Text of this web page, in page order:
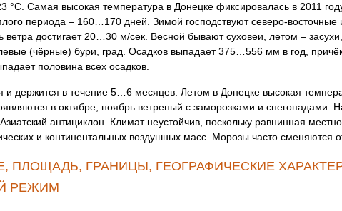
Самая высокая температура в Донецке фиксировалась в 2011
периода – 160…170 дней. Зимой господствуют северо-
достигает 20…30 м/сек. Весной бывают суховеи, летом –
(чёрные) бури, град. Осадков выпадает 375…556 мм в год,
половина всех осадков.
и держится в течение 5…6 месяцев. Летом в Донецке высокая
в октябре, ноябрь ветреный с заморозками и снегопадами.
антициклон. Климат неустойчив, поскольку равнинная
и континентальных воздушных масс. Морозы часто сменяются
ПЛОЩАДЬ, ГРАНИЦЫ, ГЕОГРАФИЧЕСКИЕ
РЕЖИМ